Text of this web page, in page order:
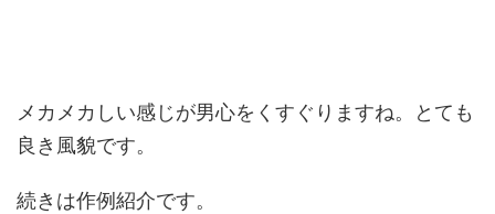
メカメカしい感じが男心をくすぐりますね。とても
良き風貌です。
続きは作例紹介です。